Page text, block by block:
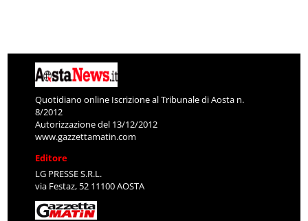
Quotidiano online Iscrizione al Tribunale di Aosta n.
8/2012
Autorizzazione del 13/12/2012
www.gazzettamatin.com
Editore
LG PRESSE S.R.L.
via Festaz, 52 11100 AOSTA